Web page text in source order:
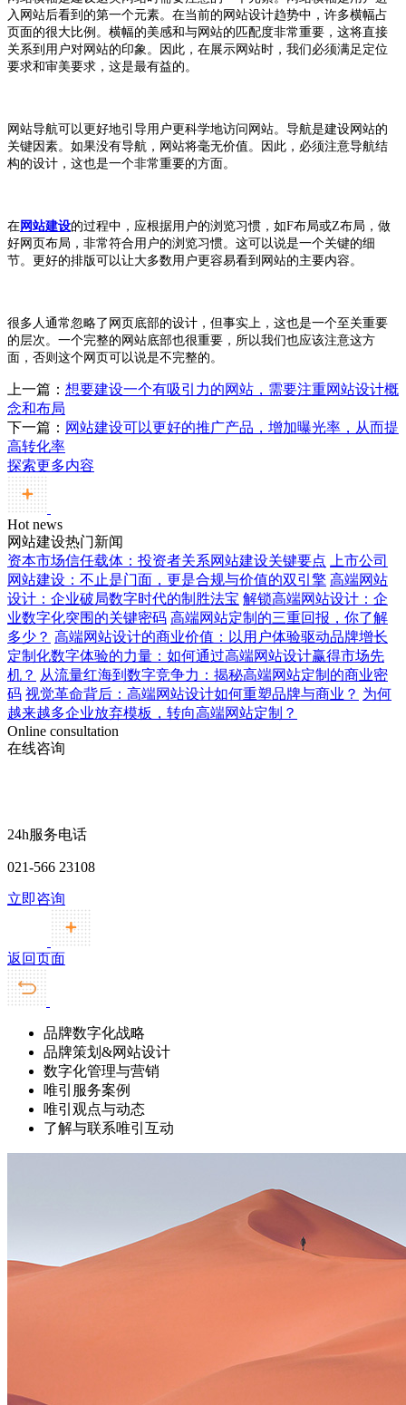
入网站后看到的第一个元素。在当前的网站设计趋势中，许多横幅占
页面的很大比例。横幅的美感和与网站的匹配度非常重要，这将直接
关系到用户对网站的印象。因此，在展示网站时，我们必须满足定位
要求和审美要求，这是最有益的。
网站导航可以更好地引导用户更科学地访问网站。导航是建设网站的
关键因素。如果没有导航，网站将毫无价值。因此，必须注意导航结
构的设计，这也是一个非常重要的方面。
在网站建设的过程中，应根据用户的浏览习惯，如F布局或Z布局，做
好网页布局，非常符合用户的浏览习惯。这可以说是一个关键的细
节。更好的排版可以让大多数用户更容易看到网站的主要内容。
很多人通常忽略了网页底部的设计，但事实上，这也是一个至关重要
的层次。一个完整的网站底部也很重要，所以我们也应该注意这方
面，否则这个网页可以说是不完整的。
上一篇： 想要建设一个有吸引力的网站，需要注重网站设计概
念和布局
下一篇： 网站建设可以更好的推广产品，增加曝光率，从而提
高转化率
探索更多内容
Hot news
网站建设热门新闻
资本市场信任载体：投资者关系网站建设关键要点
上市公司
网站建设：不止是门面，更是合规与价值的双引擎 高端网站
设计：企业破局数字时代的制胜法宝 解锁高端网站设计：企
业数字化突围的关键密码 高端网站定制的三重回报，你了解
多少？ 高端网站设计的商业价值：以用户体验驱动品牌增长
定制化数字体验的力量：如何通过高端网站设计赢得市场先
机？ 从流量红海到数字竞争力：揭秘高端网站定制的商业密
码 视觉革命背后：高端网站设计如何重塑品牌与商业？ 为何
越来越多企业放弃模板，转向高端网站定制？
Online consultation
在线咨询
24h服务电话
021-566 23108
立即咨询
返回页面
品牌数字化战略
品牌策划&网站设计
数字化管理与营销
唯引服务案例
唯引观点与动态
了解与联系唯引互动